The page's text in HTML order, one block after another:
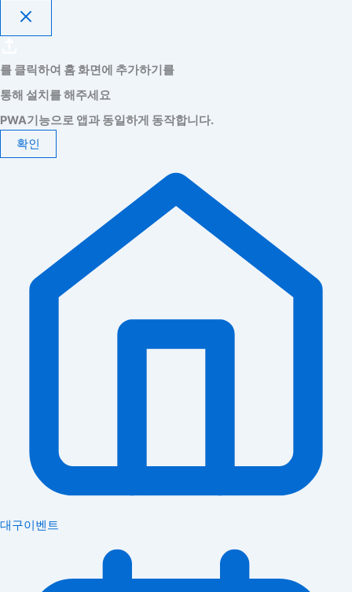
를 클릭하여 홈 화면에 추가하기를
통해 설치를 해주세요
PWA기능으로 앱과 동일하게 동작합니다.
확인
대구이벤트